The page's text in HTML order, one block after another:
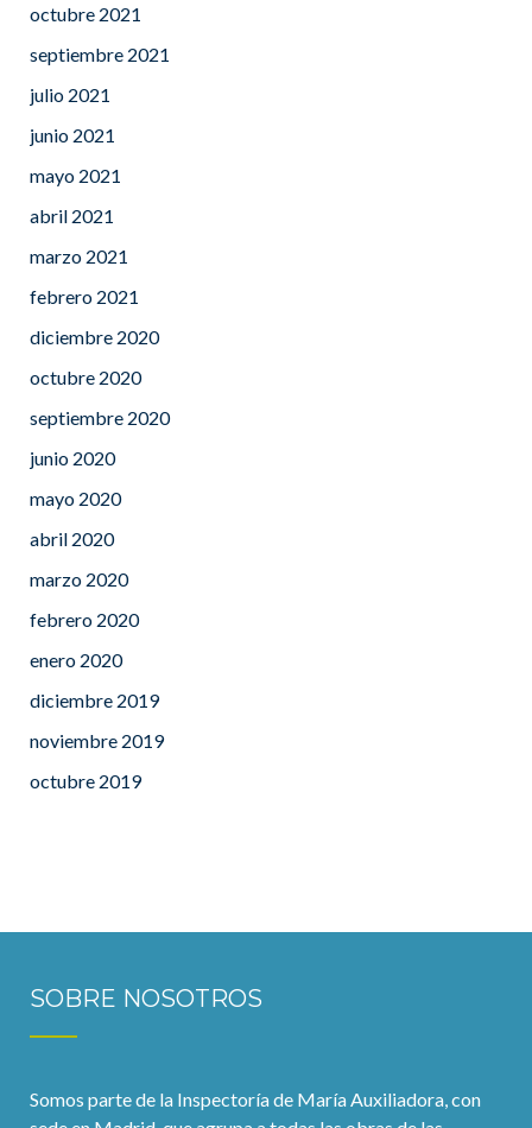
octubre 2021
septiembre 2021
julio 2021
junio 2021
mayo 2021
abril 2021
marzo 2021
febrero 2021
diciembre 2020
octubre 2020
septiembre 2020
junio 2020
mayo 2020
abril 2020
marzo 2020
febrero 2020
enero 2020
diciembre 2019
noviembre 2019
octubre 2019
SOBRE NOSOTROS
Somos parte de la Inspectoría de María Auxiliadora, con